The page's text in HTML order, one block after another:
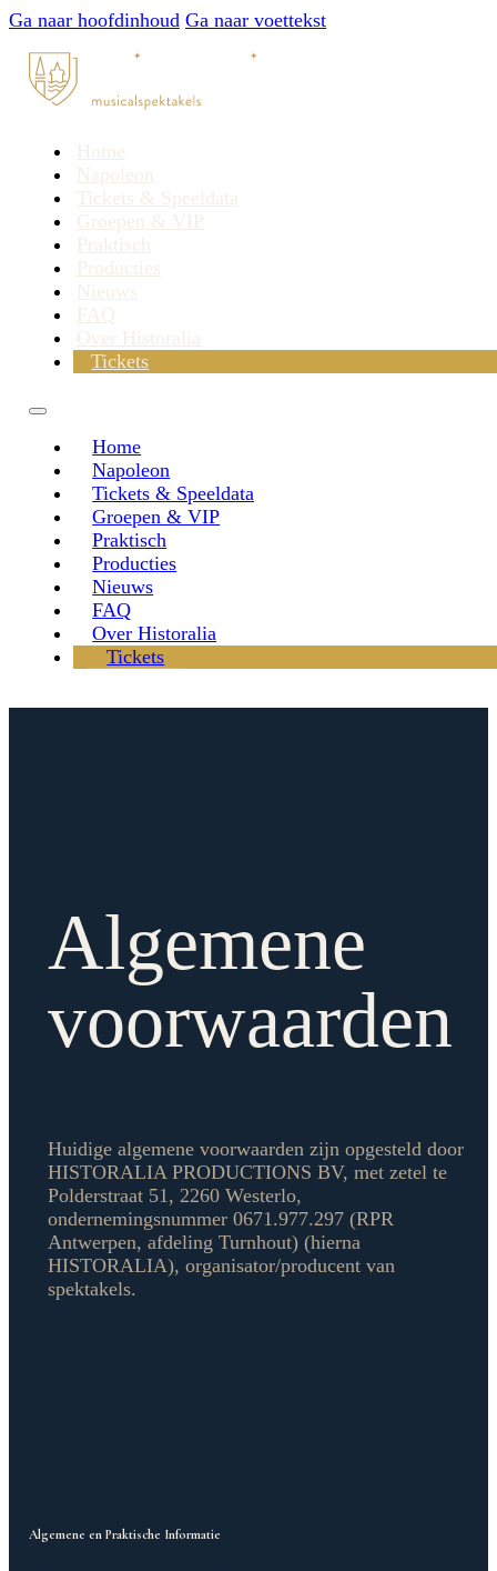
Ga naar hoofdinhoud Ga naar voettekst
Home
Napoleon
Tickets & Speeldata
Groepen & VIP
Praktisch
Producties
Nieuws
FAQ
Over Historalia
Tickets
Home
Napoleon
Tickets & Speeldata
Groepen & VIP
Praktisch
Producties
Nieuws
FAQ
Over Historalia
Tickets
Algemene
voorwaarden
Huidige algemene voorwaarden zijn opgesteld door
HISTORALIA PRODUCTIONS BV, met zetel te
Polderstraat 51, 2260 Westerlo,
ondernemingsnummer 0671.977.297 (RPR
Antwerpen, afdeling Turnhout) (hierna
HISTORALIA), organisator/producent van
spektakels.
Algemene en Praktische Informatie